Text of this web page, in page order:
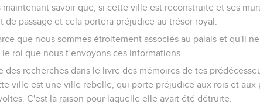
maintenant savoir que, si cette ville est reconstruite et ses
de passage et cela portera préjudice au trésor royal.
que nous sommes étroitement associés au palais et qu'il
roi que nous t’envoyons ces informations.
des recherches dans le livre des mémoires de tes
ville est une ville rebelle, qui porte préjudice aux rois et
C'est la raison pour laquelle elle avait été détruite.